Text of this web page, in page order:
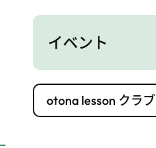
イベント
otona lesson クラブ